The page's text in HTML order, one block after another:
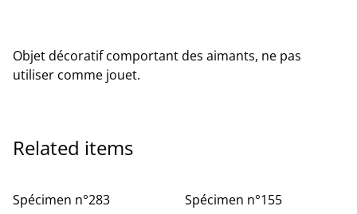
Objet décoratif comportant des aimants, ne pas
utiliser comme jouet.
Related items
Spécimen n°283
Spécimen n°155